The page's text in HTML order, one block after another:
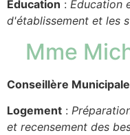
Education : Education
d'établissement et les
Mme
Conseillère Municipale
Logement :
et recensement des